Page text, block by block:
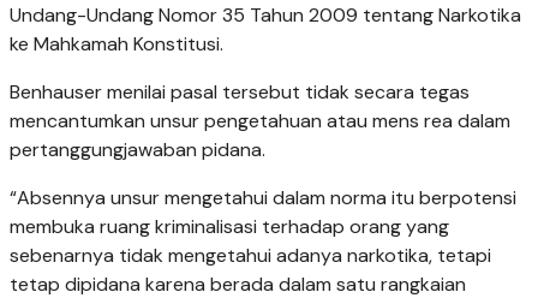
Undang-Undang Nomor 35 Tahun 2009 tentang Narkotika
ke Mahkamah Konstitusi.
Benhauser menilai pasal tersebut tidak secara tegas
mencantumkan unsur pengetahuan atau mens rea dalam
pertanggungjawaban pidana.
“Absennya unsur mengetahui dalam norma itu berpotensi
membuka ruang kriminalisasi terhadap orang yang
sebenarnya tidak mengetahui adanya narkotika, tetapi
tetap dipidana karena berada dalam satu rangkaian